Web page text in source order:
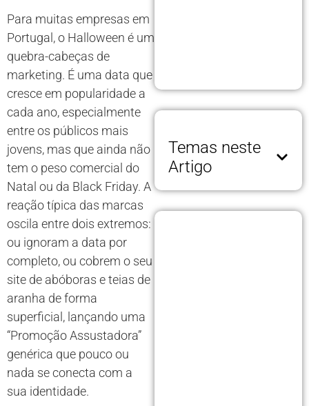
Para muitas empresas em
Portugal, o Halloween é um
quebra-cabeças de
marketing. É uma data que
cresce em popularidade a
cada ano, especialmente
entre os públicos mais
jovens, mas que ainda não
tem o peso comercial do
Natal ou da Black Friday. A
reação típica das marcas
oscila entre dois extremos:
ou ignoram a data por
completo, ou cobrem o seu
site de abóboras e teias de
aranha de forma
superficial, lançando uma
“Promoção Assustadora”
genérica que pouco ou
nada se conecta com a
sua identidade.
Temas neste
Artigo